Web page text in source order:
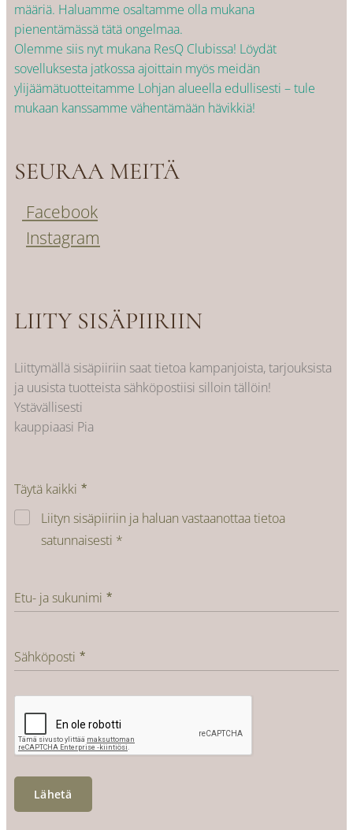
määriä. Haluamme osaltamme olla mukana
pienentämässä tätä ongelmaa.
Olemme siis nyt mukana ResQ Clubissa! Löydät
sovelluksesta jatkossa ajoittain myös meidän
ylijäämätuotteitamme Lohjan alueella edullisesti – tule
mukaan kanssamme vähentämään hävikkiä!
SEURAA MEITÄ
Facebook
Instagram
LIITY SISÄPIIRIIN
Liittymällä sisäpiiriin saat tietoa kampanjoista, tarjouksista
ja uusista tuotteista sähköpostiisi silloin tällöin!
Ystävällisesti
kauppiaasi Pia
Täytä kaikki
Liityn sisäpiiriin ja haluan vastaanottaa tietoa
satunnaisesti *
Etu- ja sukunimi
Sähköposti
Lähetä